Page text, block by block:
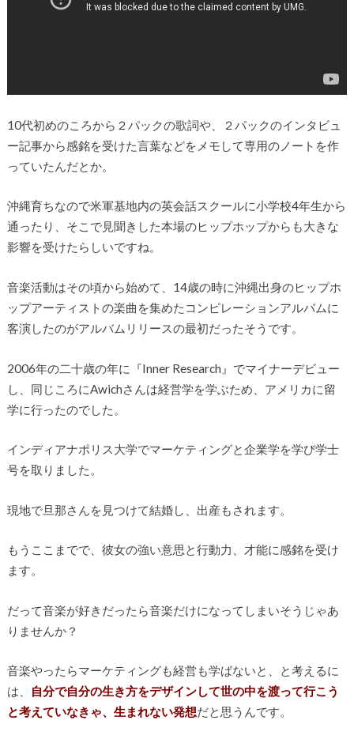
10代初めのころから２パックの歌詞や、２パックのインタビュ
ー記事から感銘を受けた言葉などをメモして専用のノートを作
っていたんだとか。
沖縄育ちなので米軍基地内の英会話スクールに小学校4年生から
通ったり、そこで見聞きした本場のヒップホップからも大きな
影響を受けたらしいですね。
音楽活動はその頃から始めて、14歳の時に沖縄出身のヒップホ
ップアーティストの楽曲を集めたコンピレーションアルバムに
客演したのがアルバムリリースの最初だったそうです。
2006年の二十歳の年に『Inner Research』でマイナーデビュー
し、同じころにAwichさんは経営学を学ぶため、アメリカに留
学に行ったのでした。
インディアナポリス大学でマーケティングと企業学を学び学士
号を取りました。
現地で旦那さんを見つけて結婚し、出産もされます。
もうここまでで、彼女の強い意思と行動力、才能に感銘を受け
ます。
だって音楽が好きだったら音楽だけになってしまいそうじゃあ
りませんか？
音楽やったらマーケティングも経営も学ばないと、と考えるに
は、
自分で自分の生き方をデザインして世の中を渡って行こう
と考えていなきゃ、生まれない発想だと思うんです。